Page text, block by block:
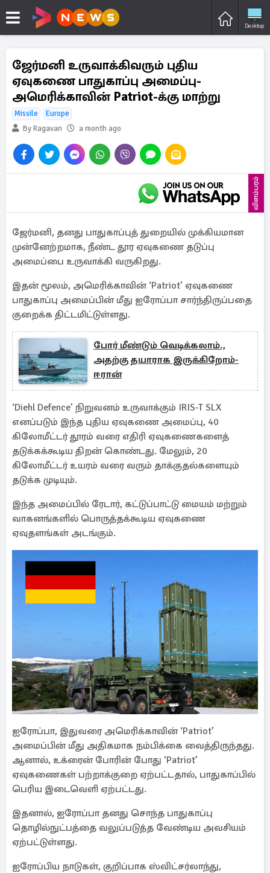
Desktop
ஜேர்மனி உருவாக்கிவரும் புதிய
ஏவுகணை பாதுகாப்பு அமைப்பு-
அமெரிக்காவின் Patriot-க்கு மாற்று
Missile
Europe
By Ragavan
a month ago
விளம்பரம்
ஜேர்மனி, தனது பாதுகாப்புத் துறையில் முக்கியமான
முன்னேற்றமாக, நீண்ட தூர ஏவுகணை தடுப்பு
அமைப்பை உருவாக்கி வருகிறது.
இதன் மூலம், அமெரிக்காவின் ‘Patriot’ ஏவுகணை
பாதுகாப்பு அமைப்பின் மீது ஐரோப்பா சார்ந்திருப்பதை
குறைக்க திட்டமிட்டுள்ளது.
போர் மீண்டும் வெடிக்கலாம்.,
அதற்கு தயாராக இருக்கிறோம்-
ஈரான்
‘Diehl Defence’ நிறுவனம் உருவாக்கும் IRIS‑T SLX
எனப்படும் இந்த புதிய ஏவுகணை அமைப்பு, 40
கிலோமீட்டர் தூரம் வரை எதிரி ஏவுகணைகளைத்
தடுக்கக்கூடிய திறன் கொண்டது. மேலும், 20
கிலோமீட்டர் உயரம் வரை வரும் தாக்குதல்களையும்
தடுக்க முடியும்.
இந்த அமைப்பில் ரேடார், கட்டுப்பாட்டு மையம் மற்றும்
வாகனங்களில் பொருத்தக்கூடிய ஏவுகணை
ஏவுதளங்கள் அடங்கும்.
ஐரோப்பா, இதுவரை அமெரிக்காவின் ‘Patriot’
அமைப்பின் மீது அதிகமாக நம்பிக்கை வைத்திருந்தது.
ஆனால், உக்ரைன் போரின் போது ‘Patriot’
ஏவுகணைகள் பற்றாக்குறை ஏற்பட்டதால், பாதுகாப்பில்
பெரிய இடைவெளி ஏற்பட்டது.
இதனால், ஐரோப்பா தனது சொந்த பாதுகாப்பு
தொழில்நுட்பத்தை வலுப்படுத்த வேண்டிய அவசியம்
ஏற்பட்டுள்ளது.
ஐரோப்பிய நாடுகள், குறிப்பாக ஸ்விட்சர்லாந்து,